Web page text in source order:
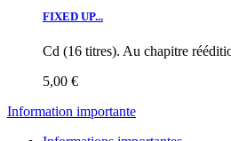
FIXED UP...
Cd (16 titres). Au chapitre
5,00 €
Information importante